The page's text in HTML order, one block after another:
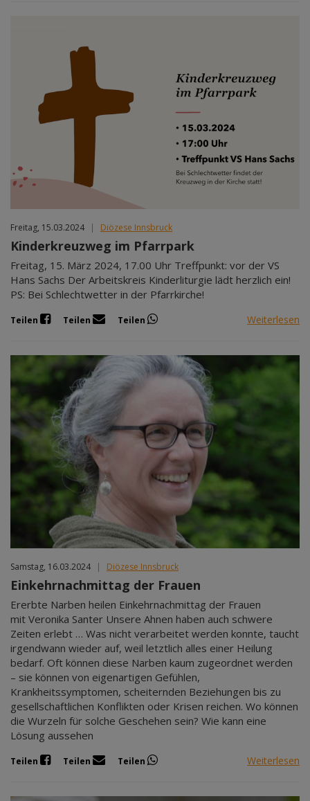
Freitag, 15.03.2024 | Diözese Innsbruck
Kinderkreuzweg im Pfarrpark
Freitag, 15. März 2024, 17.00 Uhr Treffpunkt: vor der VS
Hans Sachs Der Arbeitskreis Kinderliturgie lädt herzlich ein!
PS: Bei Schlechtwetter in der Pfarrkirche!
Teilen Teilen Teilen Weiterlesen
Samstag, 16.03.2024 | Diözese Innsbruck
Einkehrnachmittag der Frauen
Ererbte Narben heilen Einkehrnachmittag der Frauen
mit Veronika Santer Unsere Ahnen haben auch schwere
Zeiten erlebt … Was nicht verarbeitet werden konnte, taucht
irgendwann wieder auf, weil letztlich alles einer Heilung
bedarf. Oft können diese Narben kaum zugeordnet werden
– sie können von eigenartigen Gefühlen,
Krankheitssymptomen, scheiternden Beziehungen bis zu
gesellschaftlichen Konflikten oder Krisen reichen. Wo können
die Wurzeln für solche Geschehen sein? Wie kann eine
Lösung aussehen
Teilen Teilen Teilen Weiterlesen